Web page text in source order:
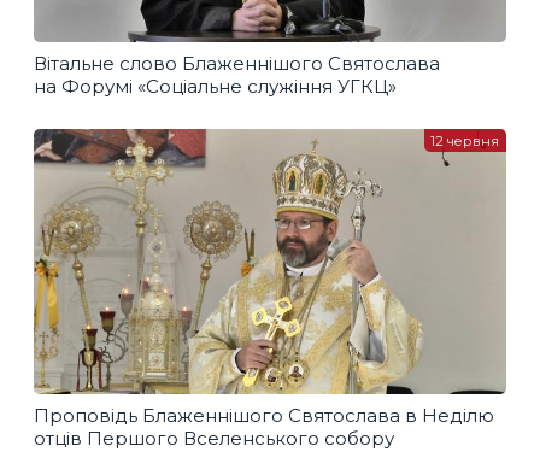
Вітальне слово Блаженнішого Святослава
на Форумі «Соціальне служіння УГКЦ»
Проповідь Блаженнішого Святослава в Неділю
отців Першого Вселенського собору
12 червня